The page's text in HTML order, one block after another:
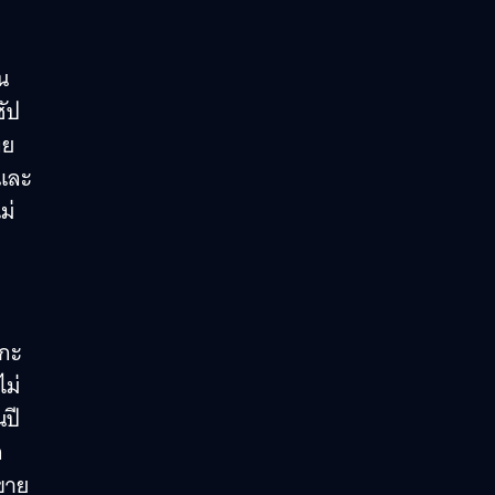
ป
ะ
ะ
ม่
ปี
ย